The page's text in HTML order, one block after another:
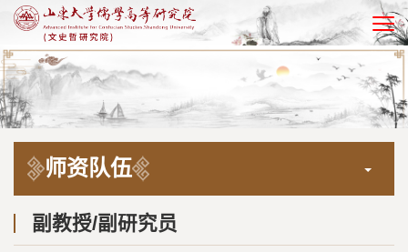
EN
师资队伍
副教授/副研究员